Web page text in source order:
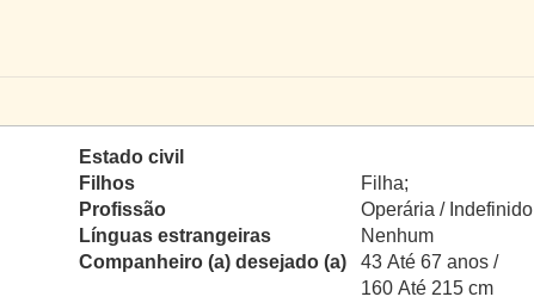
Estado civil
Filhos
Filha;
Profissão
Operária / Indefinido
Línguas estrangeiras
Nenhum
Companheiro (a) desejado (a)
43 Até 67 anos /
160 Até 215 cm